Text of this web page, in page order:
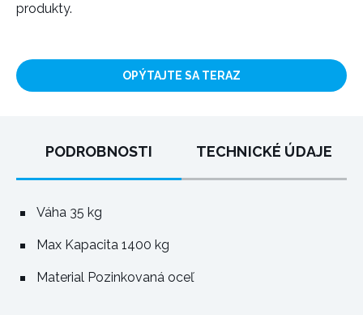
produkty.
OPÝTAJTE SA TERAZ
PODROBNOSTI TECHNICKÉ ÚDAJE
Váha 35 kg
Max Kapacita 1400 kg
Material Pozinkovaná oceľ